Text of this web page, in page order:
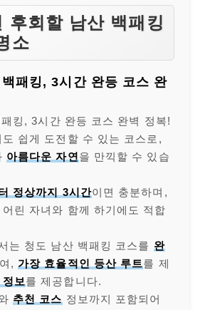
후회할 남산 백패킹
소
패킹, 3시간 완등 코스 완
킹, 3시간 완등 코스 완벽 정복!
쉽게 도전할 수 있는 코스로,
아름다운 자연 을 만끽할 수 있습
정상까지 3시간이면 충분하며,
어린 자녀와 함께 하기에도 적합
는 청도 남산 백패킹 코스를 완
, 가장 효율적인 등산 루트를 제
보 를 제공합니다.
추천 코스 정보까지 포함되어